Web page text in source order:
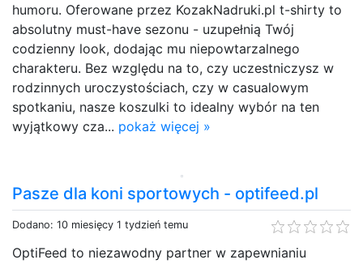
humoru. Oferowane przez KozakNadruki.pl t-shirty to
absolutny must-have sezonu - uzupełnią Twój
codzienny look, dodając mu niepowtarzalnego
charakteru. Bez względu na to, czy uczestniczysz w
rodzinnych uroczystościach, czy w casualowym
spotkaniu, nasze koszulki to idealny wybór na ten
wyjątkowy cza... pokaż więcej »
Pasze dla koni sportowych - optifeed.pl
Dodano: 10 miesięcy 1 tydzień temu
OptiFeed to niezawodny partner w zapewnianiu